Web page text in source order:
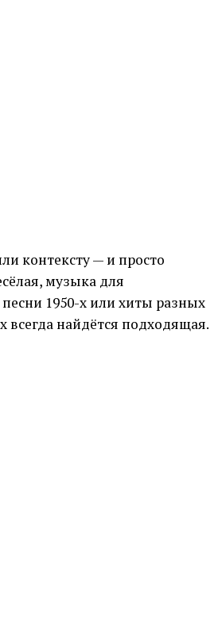
контексту — и просто
музыка для
1950-х или хиты разных
всегда найдётся подходящая.